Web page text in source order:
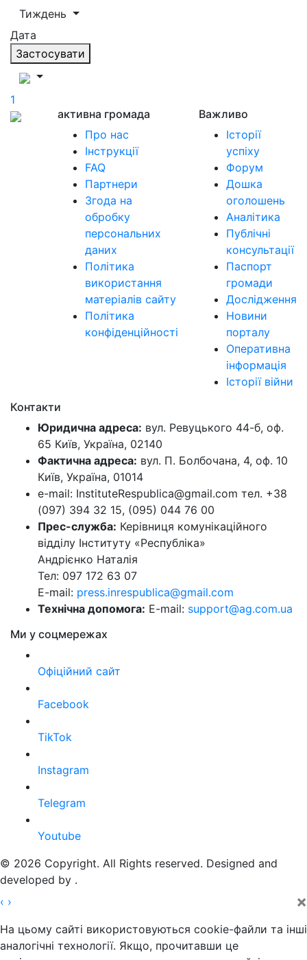
Тиждень
Дата
Застосувати
1
активна громада
Про нас
Інструкції
FAQ
Партнери
Згода на
обробку
персональних
даних
Політика
використання
матеріалів сайту
Політика
конфіденційності
Важливо
Історії
успіху
Форум
Дошка
оголошень
Аналітика
Публічні
консультації
Паспорт
громади
Дослідження
Новини
порталу
Оперативна
інформація
Історії війни
Контакти
Юридична адреса: вул. Ревуцького 44-б, оф.
65 Київ, Україна, 02140
Фактична адреса: вул. П. Болбочана, 4, оф. 10
Київ, Україна, 01014
e-mail: InstituteRespublica@gmail.com тел. +38
(097) 394 32 15, (095) 044 76 00
Прес-служба: Керівниця комунікаційного
відділу Інституту «Республіка»
Андрієнко Наталія
Тел: 097 172 63 07
E-mail: press.inrespublica@gmail.com
Технічна допомога: E-mail: support@ag.com.ua
Ми у соцмережах
Офіційний сайт
Facebook
TikTok
Instagram
Telegram
Youtube
© 2026 Copyright. All Rights reserved. Designed and
developed by .
‹ › ×
На цьому сайті використовуються cookie-файли та інші
аналогічні технології. Якщо, прочитавши це